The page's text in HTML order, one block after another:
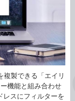
複製できる「エイリ
機能と組み合わせ
レスにフィルターを